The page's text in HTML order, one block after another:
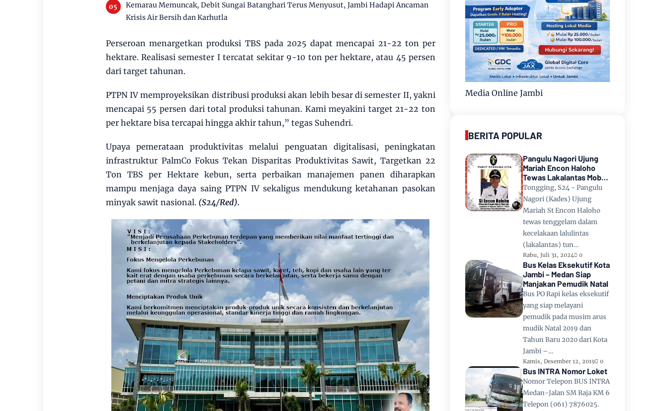
Kemarau Memuncak, Debit Sungai Batanghari Terus Menyusut, Jambi Hadapi Ancaman
Krisis Air Bersih dan Karhutla
Perseroan menargetkan produksi TBS pada 2025 dapat mencapai 21-22 ton per
hektare. Realisasi semester I tercatat sekitar 9-10 ton per hektare, atau 45 persen
dari target tahunan.
PTPN IV memproyeksikan distribusi produksi akan lebih besar di semester II, yakni
mencapai 55 persen dari total produksi tahunan. Kami meyakini target 21-22 ton
per hektare bisa tercapai hingga akhir tahun,” tegas Suhendri.
Upaya pemerataan produktivitas melalui penguatan digitalisasi, peningkatan
infrastruktur PalmCo Fokus Tekan Disparitas Produktivitas Sawit, Targetkan 22
Ton TBS per Hektare kebun, serta perbaikan manajemen panen diharapkan
mampu menjaga daya saing PTPN IV sekaligus mendukung ketahanan pasokan
minyak sawit nasional. (S24/Red).
Media Online Jambi
BERITA POPULAR
Pangulu Nagori Ujung
Mariah Encon Haloho
Tewas Lakalantas Mobil
Terjun ke Danau Toba di
Tongging
Tongging, S24 - Pangulu
Nagori (Kades) Ujung
Mariah St Encon Haloho
tewas tenggelam dalam
kecelakaan lalulintas
(lakalantas) tun…
Rabu, Juli 31, 2024 0
Bus Kelas Eksekutif Kota
Jambi – Medan Siap
Manjakan Pemudik Natal
Bus PO Rapi kelas eksekutif
yang siap melayani
pemudik pada musim arus
mudik Natal 2019 dan
Tahun Baru 2020 dari Kota
Jambi –…
Kamis, Desember 12, 2019 0
Bus INTRA Nomor Loket
Nomor Telepon BUS INTRA
Medan-Jalan SM Raja KM 6
Telepon (061) 7876025.